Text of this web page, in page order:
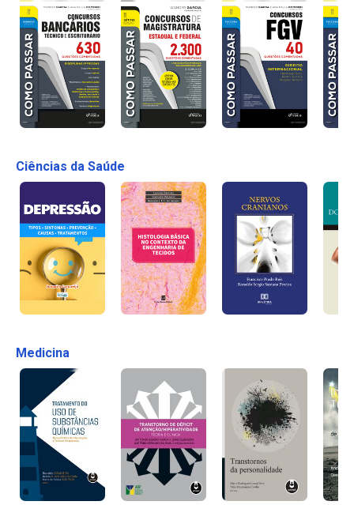
Ciências da Saúde
Medicina